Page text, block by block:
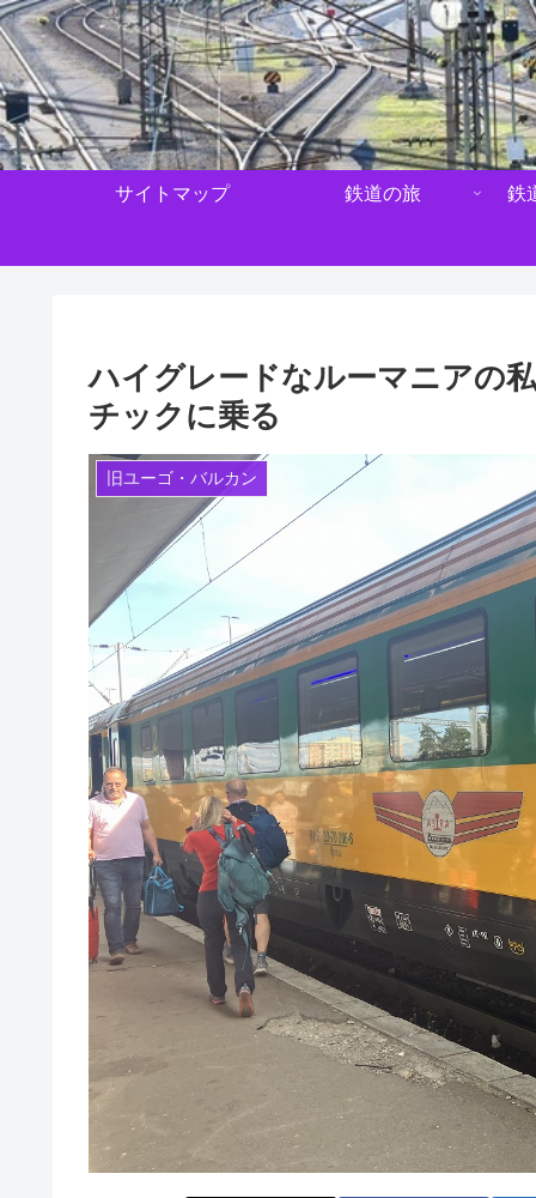
サイトマップ 鉄道の旅 鉄
ハイグレードなルーマニアの
チックに乗る
旧ユーゴ・バルカン